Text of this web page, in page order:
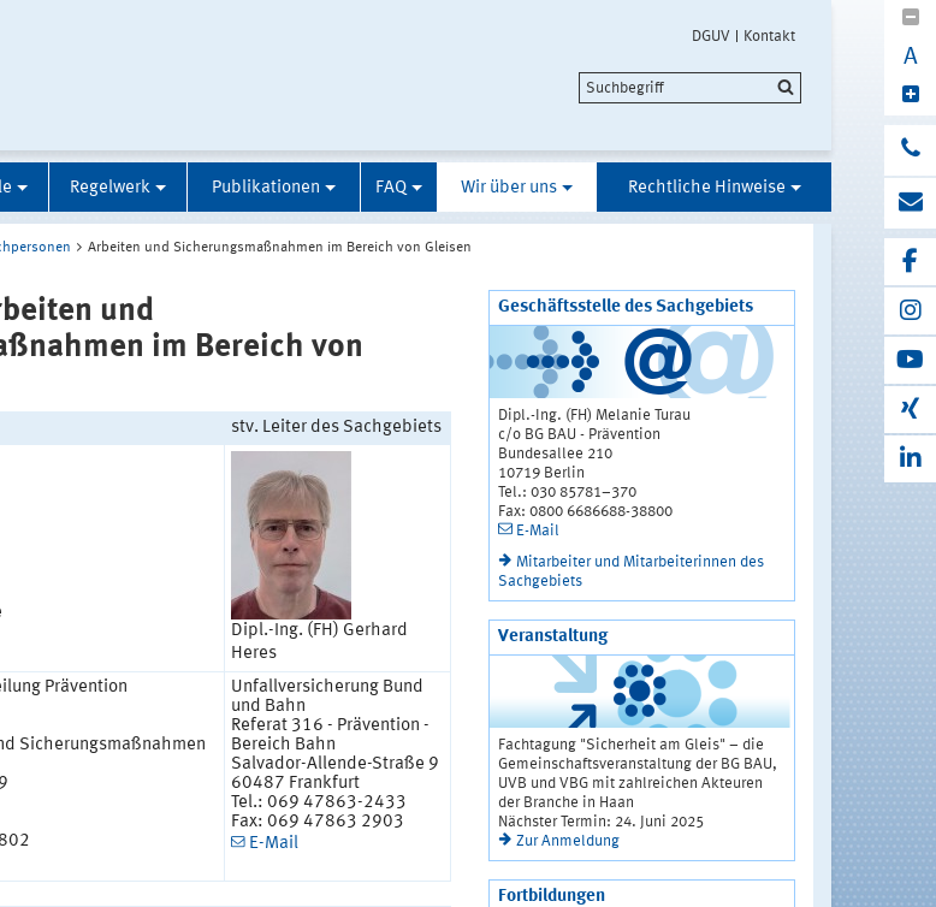
DGUV Kontakt
A
Regelwerk Publikationen FAQ Wir über uns Rechtliche Hinweise
Arbeiten und Sicherungsmaßnahmen im Bereich von Gleisen
und
im Bereich von
stv. Leiter des Sachgebiets
Dipl.-Ing. (FH) Gerhard
Heres
Prävention
Sicherungsmaßnahmen
Unfallversicherung Bund
und Bahn
Referat 316 - Prävention -
Bereich Bahn
Salvador-Allende-Straße 9
60487 Frankfurt
Tel.: 069 47863-2433
Fax: 069 47863 2903
E-Mail
Geschäftsstelle des Sachgebiets
Dipl.-Ing. (FH) Melanie Turau
c/o BG BAU - Prävention
Bundesallee 210
10719 Berlin
Tel.: 030 85781–370
Fax: 0800 6686688-38800
E-Mail
Mitarbeiter und Mitarbeiterinnen des
Sachgebiets
Veranstaltung
Fachtagung "Sicherheit am Gleis" – die
Gemeinschaftsveranstaltung der BG BAU,
UVB und VBG mit zahlreichen Akteuren
der Branche in Haan
Nächster Termin: 24. Juni 2025
Zur Anmeldung
Fortbildungen